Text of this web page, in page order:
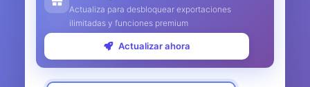
Actualiza para desbloquear exportaciones
ilimitadas y funciones premium
Actualizar ahora